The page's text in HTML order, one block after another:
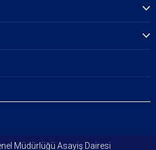
Müdürlüğü Asayiş Dairesi